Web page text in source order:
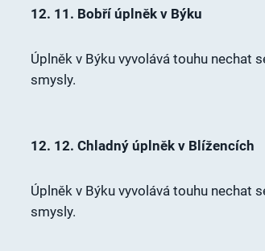
12. 11. Bobří úplněk v Býku
Úplněk v Býku vyvolává touhu nechat
smysly.
12. 12. Chladný úplněk v Blížencích
Úplněk v Býku vyvolává touhu nechat
smysly.